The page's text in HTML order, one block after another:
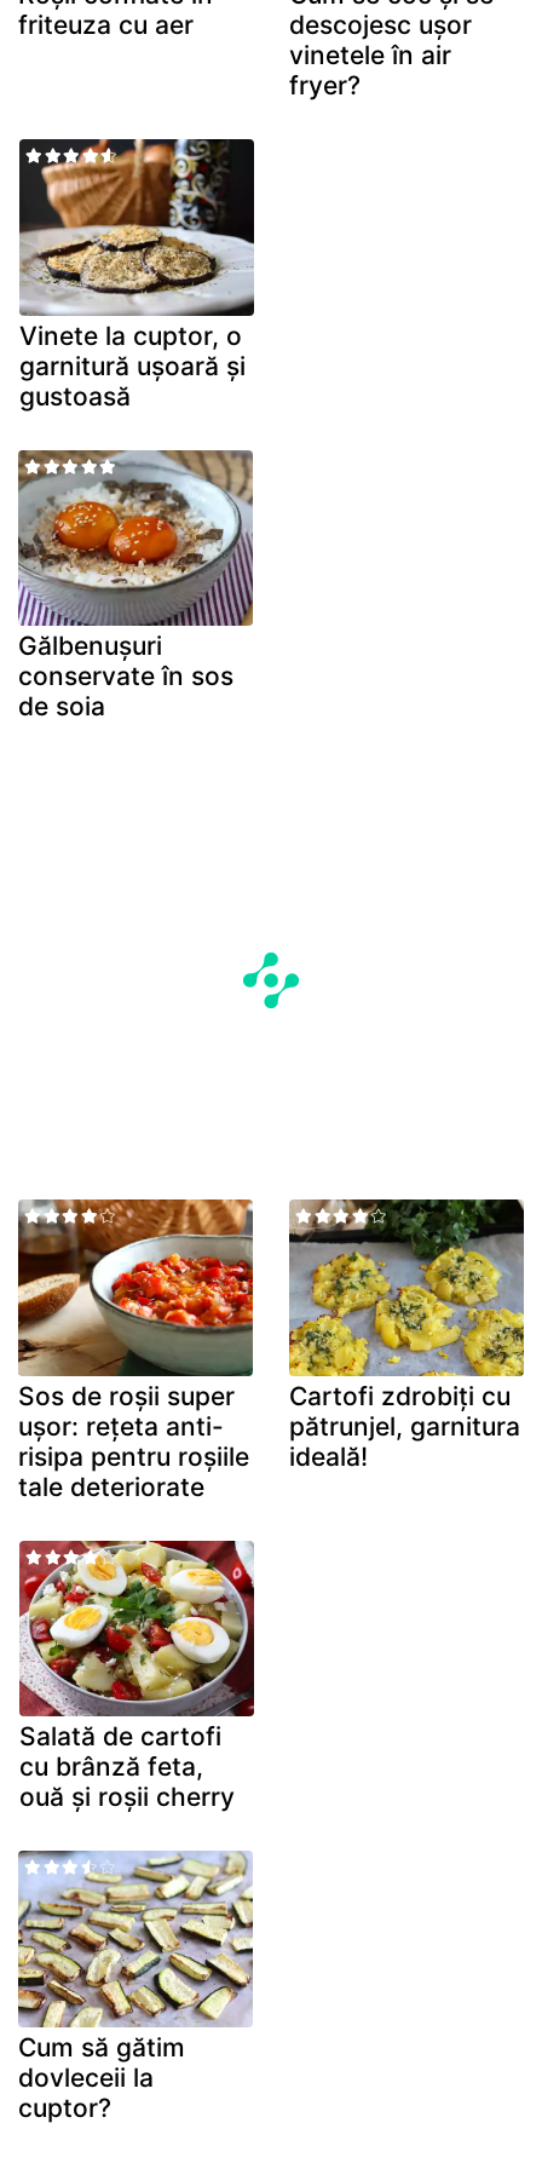
friteuza cu aer
descojesc ușor
vinetele în air
fryer?
Vinete la cuptor, o
garnitură ușoară și
gustoasă
Gălbenușuri
conservate în sos
de soia
Sos de roșii super
ușor: rețeta anti-
risipa pentru roșiile
tale deteriorate
Cartofi zdrobiți cu
pătrunjel, garnitura
ideală!
Salată de cartofi
cu brânză feta,
ouă și roșii cherry
Cum să gătim
dovleceii la
cuptor?